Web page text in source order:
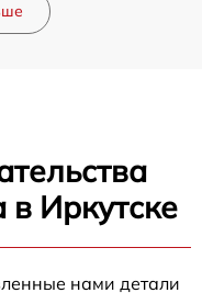
в Иркутске
нами детали